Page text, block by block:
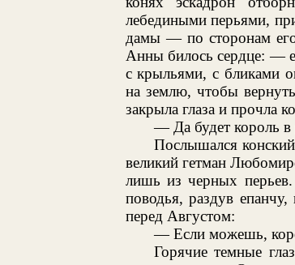
лебедиными перьями,
дамы — по сторонам
Анны билось сердце: —
с крыльями, с бликами
на землю, чтобы
закрыла глаза и прочла
— Да будет король в
Послышался
великий гетман
лишь из черных
поводья, раздув
перед Августом:
— Если можешь,
Горячие темные